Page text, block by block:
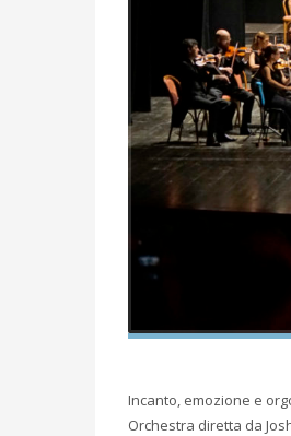
Incanto, emozione e
Orchestra diretta da